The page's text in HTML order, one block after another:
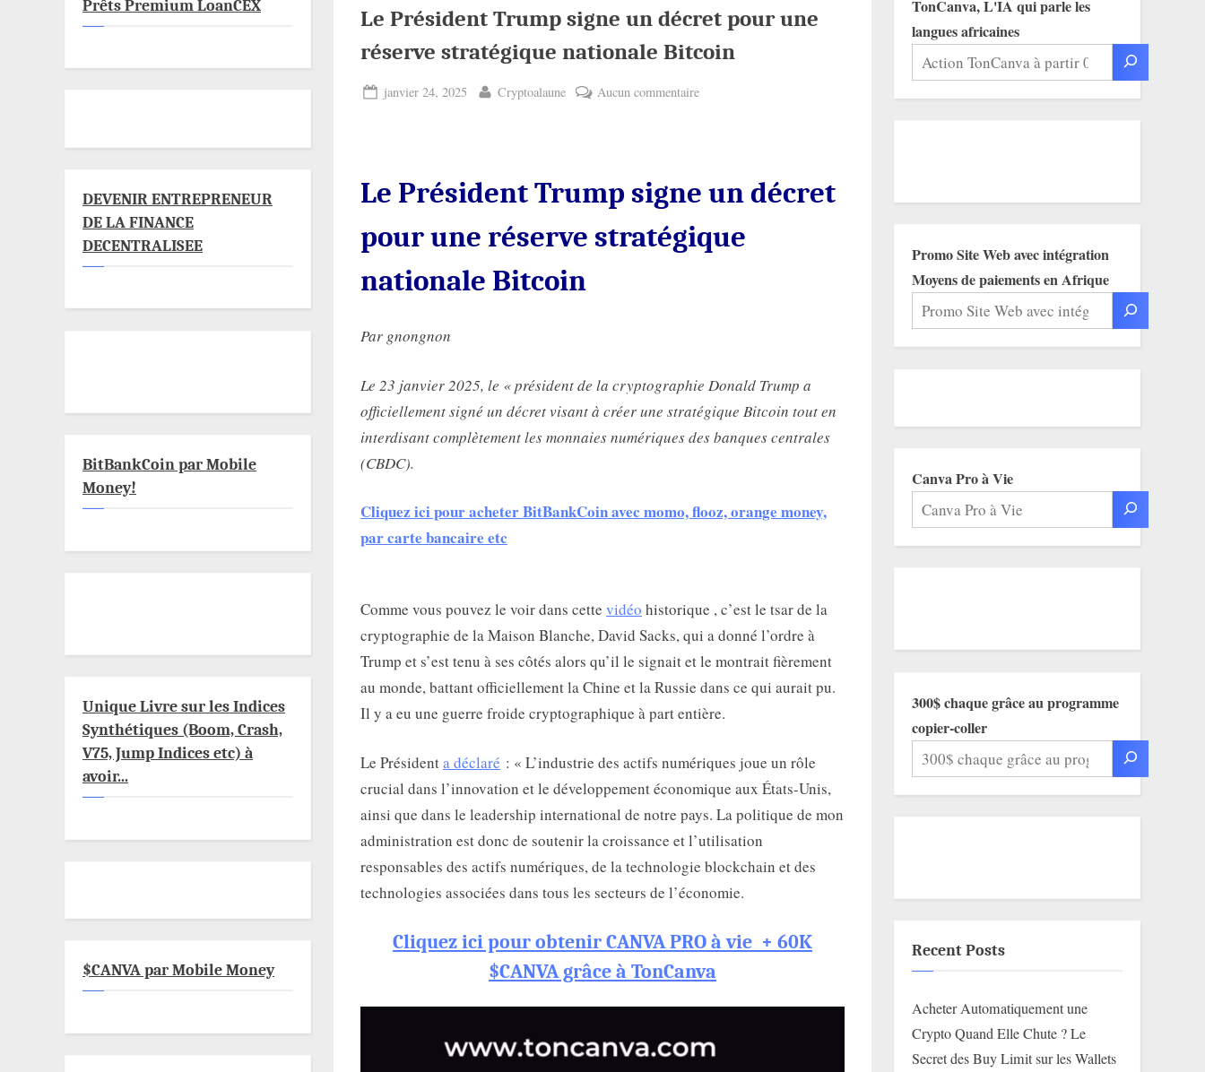
Le Président Trump signe un décret pour une
réserve stratégique nationale Bitcoin
Posted
janvier 24, 2025 By
Cryptoalaune Aucun commentairesur
un
pour
Le Président Trump signe un décret
pour une réserve stratégique
nationale Bitcoin
Par gnongnon
Le 23 janvier 2025, le « président de la cryptographie Donald Trump a
officiellement signé un décret visant à créer une stratégique Bitcoin tout en
interdisant complètement les monnaies numériques des banques centrales
(CBDC).
Cliquez ici pour acheter BitBankCoin avec momo, flooz, orange money,
par carte bancaire etc
Comme vous pouvez le voir dans cette vidéo historique , c’est le tsar de la
cryptographie de la Maison Blanche, David Sacks, qui a donné l’ordre à
Trump et s’est tenu à ses côtés alors qu’il le signait et le montrait fièrement
au monde, battant officiellement la Chine et la Russie dans ce qui aurait pu.
Il y a eu une guerre froide cryptographique à part entière.
Le Présidenta déclaré : « L’industrie des actifs numériques joue un rôle
crucial dans l’innovation et le développement économique aux États-Unis,
ainsi que dans le leadership international de notre pays. La politique de mon
administration est donc de soutenir la croissance et l’utilisation
responsables des actifs numériques, de la technologie blockchain et des
technologies associées dans tous les secteurs de l’économie.
Cliquez ici pour obtenir CANVA PRO à vie + 60K
$CANVA grâce à TonCanva
Prêts Premium LoanCEX
DEVENIR ENTREPRENEUR
DE LA FINANCE
DECENTRALISEE
BitBankCoin par Mobile
Money!
Unique Livre sur les Indices
Synthétiques (Boom, Crash,
V75, Jump Indices etc) à
avoir...
$CANVA par Mobile Money
TonCanva, L'IA qui parle les
langues africaines
Promo Site Web avec intégration
Moyens de paiements en Afrique
Canva Pro à Vie
300$ chaque grâce au programme
copier-coller
Recent Posts
Acheter Automatiquement une
Crypto Quand Elle Chute ? Le
Secret des Buy Limit sur les Wallets